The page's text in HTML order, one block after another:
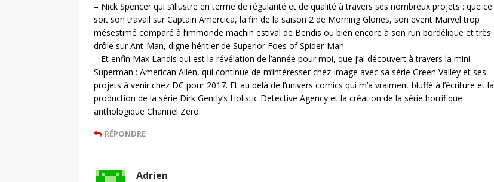
– Nick Spencer qui s’illustre en terme de régularité et de qualité à travers ses nombreux projets : que ce
soit son travail sur Captain Amercica, la fin de la saison 2 de Morning Glories, son event Marvel trop
mésestimé comparé à l’immonde machin estival de Bendis ou bien encore à son run bordélique et très
drôle sur Ant-Man, digne héritier de Superior Foes of Spider-Man.
– Et enfin Max Landis qui est la révélation de l’année pour moi, que j’ai découvert à travers la mini
Superman : American Alien, qui continue de m’intéresser chez Image avec sa série Green Valley et ses
projets à venir chez DC pour 2017. Et au delà de l’univers comics qui m’a vraiment bluffé à l’écriture et la
production de la série Dirk Gently’s Holistic Detective Agency et la création de la série horrifique
anthologique Channel Zero.
RÉPONDRE
Adrien